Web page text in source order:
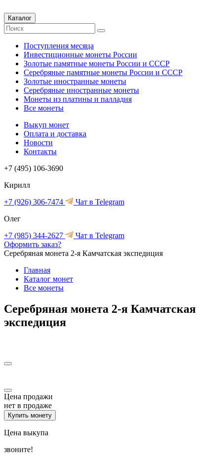
Каталог
Поступления месяца
Инвестиционные монеты России
Золотые памятные монеты России и СССР
Серебряные памятные монеты России и СССР
Золотые иностранные монеты
Серебряные иностранные монеты
Монеты из платины и палладия
Все монеты
Выкуп монет
Оплата и доставка
Новости
Контакты
+7 (495) 106-3690
Кирилл
+7 (926) 306-7474
Чат в Telegram
Олег
+7 (985) 344-2627
Чат в Telegram
Оформить заказ?
Серебряная монета 2-я Камчатская экспедиция
Главная
Каталог монет
Все монеты
Серебряная монета 2-я Камчатская
экспедиция
Цена продажи
нет в продаже
Купить монету
Цена выкупа
звоните!